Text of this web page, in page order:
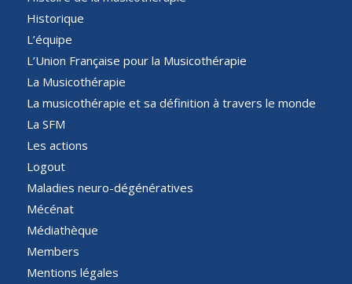
Historique
L’équipe
L’Union Française pour la Musicothérapie
La Musicothérapie
La musicothérapie et sa définition à travers le monde
La SFM
Les actions
Logout
Maladies neuro-dégénératives
Mécénat
Médiathèque
Members
Mentions légales